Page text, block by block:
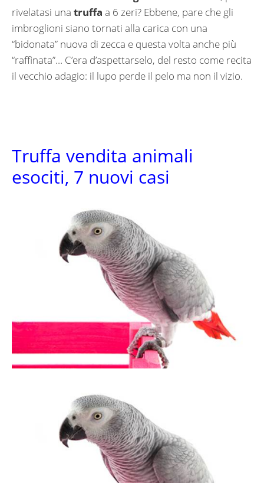
rivelatasi una truffa a 6 zeri? Ebbene, pare che gli
imbroglioni siano tornati alla carica con una
“bidonata” nuova di zecca e questa volta anche più
“raffinata”… C’era d’aspettarselo, del resto come recita
il vecchio adagio: il lupo perde il pelo ma non il vizio.
Truffa vendita animali
esociti, 7 nuovi casi